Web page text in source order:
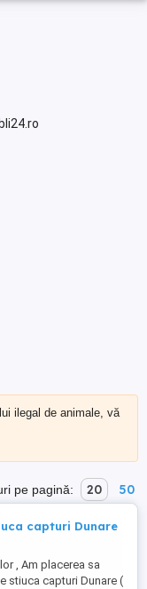
ilegal de animale, vă
pe pagină: 20 50
capturi Dunare
, Am placerea sa
stiuca capturi Dunare (